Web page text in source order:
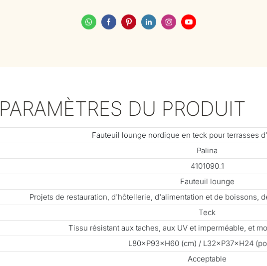
PARAMÈTRES DU PRODUIT
Fauteuil lounge nordique en teck pour terrasses
Palina
4101090_1
Fauteuil lounge
Projets de restauration, d'hôtellerie, d'alimentation et de boissons,
Teck
Tissu résistant aux taches, aux UV et imperméable, et
L80×P93×H60 (cm) / L32×P37×H24
Acceptable